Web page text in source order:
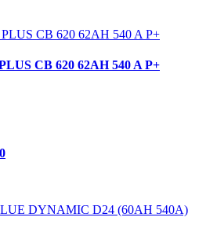
CB 620 62AH 540 A P+